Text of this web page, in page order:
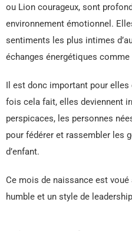
ou Lion courageux, sont
environnement émotionnel.
sentiments les plus intimes
échanges énergétiques comme
Il est donc important pour
fois cela fait, elles deviennent
perspicaces, les personnes
pour fédérer et rassembler les
d’enfant.
Ce mois de naissance est
humble et un style de